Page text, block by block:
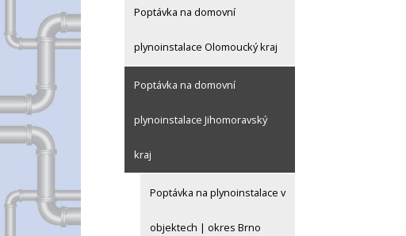
Poptávka na domovní
plynoinstalace Olomoucký kraj
Poptávka na domovní
plynoinstalace Jihomoravský
kraj
Poptávka na plynoinstalace v
objektech | okres Brno